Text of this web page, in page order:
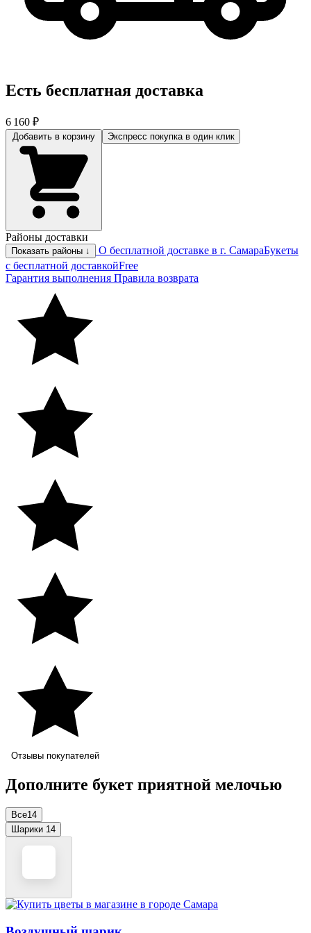
Есть бесплатная доставка
6 160 ₽
Экспресс покупка в один клик
Районы доставки
Показать районы ↓ О бесплатной доставке в г. СамараБукеты
с бесплатной доставкойFree
Гарантия выполнения Правила возврата
Отзывы покупателей
Дополните букет приятной мелочью
Все14
Шарики 14